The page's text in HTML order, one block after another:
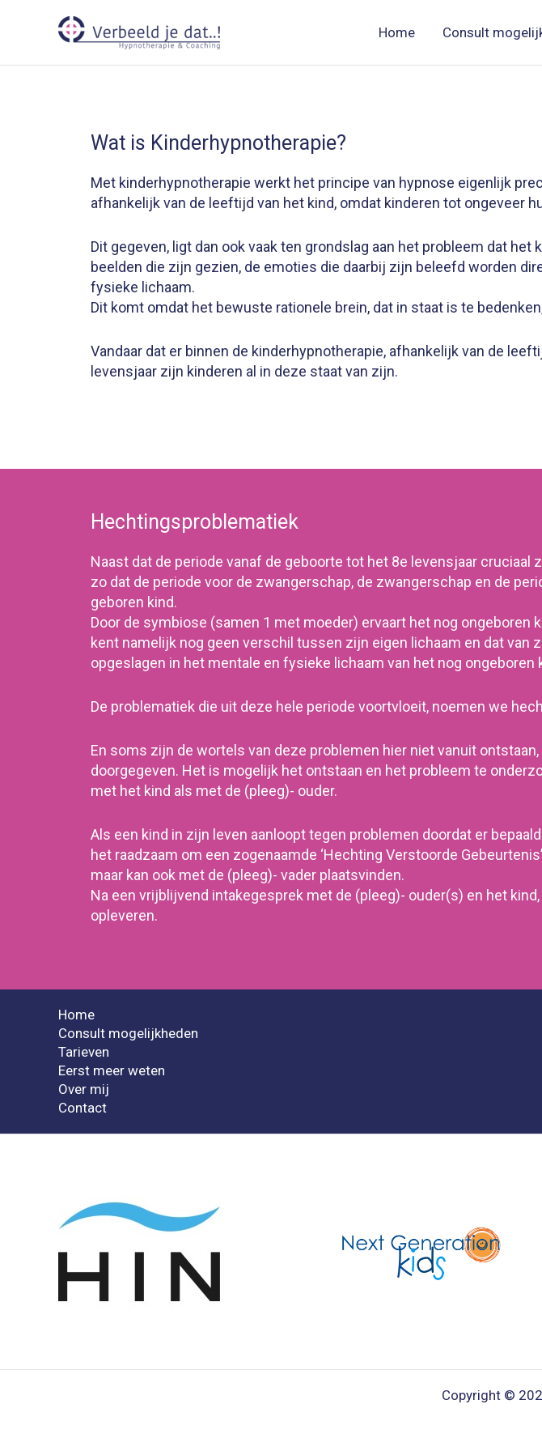
inhoud
Home Consult
Wat is Kinderhypnotherapie?
Met kinderhypnotherapie werkt het principe van hypnose eigenlijk
afhankelijk van de leeftijd van het kind, omdat kinderen tot ongeveer
Dit gegeven, ligt dan ook vaak ten grondslag aan het probleem dat
beelden die zijn gezien, de emoties die daarbij zijn beleefd worden
fysieke lichaam.
Dit komt omdat het bewuste rationele brein, dat in staat is te
Vandaar dat er binnen de kinderhypnotherapie, afhankelijk van de
levensjaar zijn kinderen al in deze staat van zijn.
Hechtingsproblematiek
Naast dat de periode vanaf de geboorte tot het 8e levensjaar cruciaal
zo dat de periode voor de zwangerschap, de zwangerschap en de
geboren kind.
Door de symbiose (samen 1 met moeder) ervaart het nog
kent namelijk nog geen verschil tussen zijn eigen lichaam en dat van
opgeslagen in het mentale en fysieke lichaam van het nog ongeboren
De problematiek die uit deze hele periode voortvloeit, noemen we
En soms zijn de wortels van deze problemen hier niet vanuit
doorgegeven. Het is mogelijk het ontstaan en het probleem te
met het kind als met de (pleeg)- ouder.
Als een kind in zijn leven aanloopt tegen problemen doordat er
het raadzaam om een zogenaamde ‘Hechting Verstoorde
maar kan ook met de (pleeg)- vader plaatsvinden.
Na een vrijblijvend intakegesprek met de (pleeg)- ouder(s) en het
opleveren.
Home
Consult mogelijkheden
Tarieven
Eerst meer weten
Over mij
Contact
Copyright ©